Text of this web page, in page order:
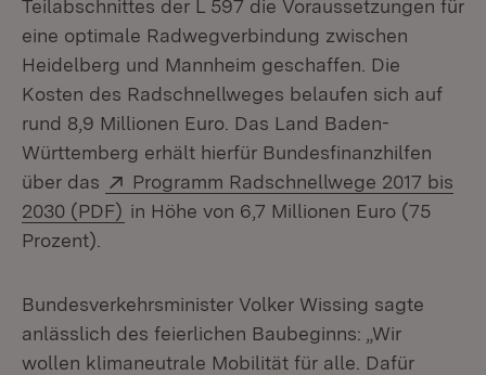
Teilabschnittes der L 597 die Voraussetzungen für
eine optimale Radwegverbindung zwischen
Heidelberg und Mannheim geschaffen. Die
Kosten des Radschnellweges belaufen sich auf
rund 8,9 Millionen Euro. Das Land Baden-
Württemberg erhält hierfür Bundesfinanzhilfen
über das
Extern:
Programm Radschnellwege 2017 bis
2030 (PDF) (Öffnet in neuem Fenster)
in Höhe von 6,7 Millionen Euro (75
Prozent).
Bundesverkehrsminister Volker Wissing sagte
anlässlich des feierlichen Baubeginns: „Wir
wollen klimaneutrale Mobilität für alle. Dafür